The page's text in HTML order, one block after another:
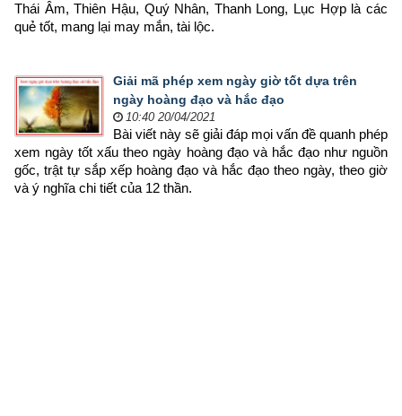
Thái Âm, Thiên Hậu, Quý Nhân, Thanh Long, Lục Hợp là các
quẻ tốt, mang lại may mắn, tài lộc.
Giải mã phép xem ngày giờ tốt dựa trên
ngày hoàng đạo và hắc đạo
10:40 20/04/2021
Bài viết này sẽ giải đáp mọi vấn đề quanh phép
xem ngày tốt xấu theo ngày hoàng đạo và hắc đạo như nguồn
gốc, trật tự sắp xếp hoàng đạo và hắc đạo theo ngày, theo giờ
và ý nghĩa chi tiết của 12 thần.